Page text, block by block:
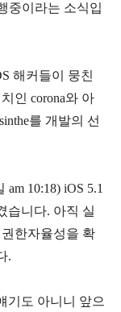
중이라는 소식입
해커들이 뭉친
인 corona와 아
를 개발의 선
10:18) iOS 5.1
습니다. 아직 실
한자율성을 확
.
기도 아니니 앞으